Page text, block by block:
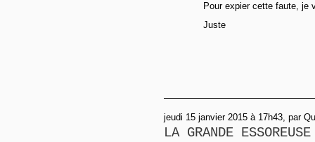
Pour expier cette faute, je
Juste
jeudi 15 janvier 2015 à 17h43, par
LA GRANDE ESSOREUSE